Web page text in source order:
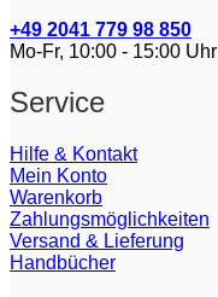
+49 2041 779 98 850
Mo-Fr, 10:00 - 15:00 Uhr
Service
Hilfe & Kontakt
Mein Konto
Warenkorb
Zahlungsmöglichkeiten
Versand & Lieferung
Handbücher